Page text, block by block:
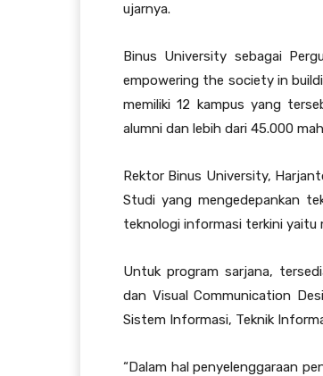
ujarnya.
Binus University sebagai
empowering the society in
memiliki 12 kampus yang
alumni dan lebih dari 45.000
Rektor Binus University,
Studi yang mengedepankan
teknologi informasi terkini yaitu
Untuk program sarjana,
dan Visual Communication
Sistem Informasi, Teknik
“Dalam hal penyelenggaraan